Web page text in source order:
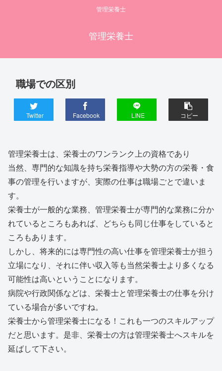
管理栄養士
管理栄養士
職場での区別
Twitter Facebook LINE コピー
管理栄養士は、栄養士のワンランク上の資格であり
当然、専門的な知識を持ち栄養指導や大勢の方の栄養・食
事の管理を行いますが、実際の仕事は職場ごとで違いま
す。
栄養士が一般的な業務、管理栄養士が専門的な業務に分か
れているところもあれば、どちらも同じ仕事をしていると
ころもあります。
しかし、将来的には専門性の高い仕事を管理栄養士が担う
立場になり、それに伴い収入等も当然栄養士より多くなる
可能性は高いということになります。
病院や行政関係などは、栄養士と管理栄養士の仕事を分け
ている場合が多いですね。
栄養士から管理栄養士になる！これも一つのスキルアップ
だと思います。是非、栄養士の方は管理栄養士へスキルを
延ばして下さい。